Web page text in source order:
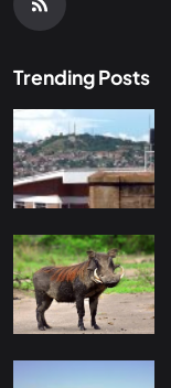
Trending Posts